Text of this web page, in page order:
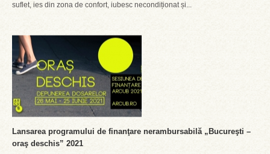
suflet, ies din zona de confort, iubesc necondiționat și...
Lansarea programului de finanţare nerambursabilă „Bucureşti –
oraş deschis” 2021